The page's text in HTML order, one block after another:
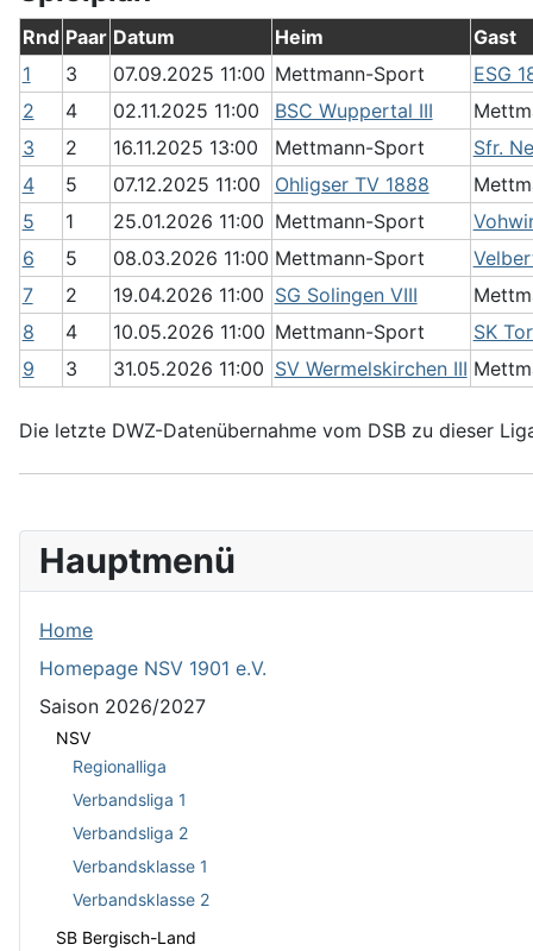
Rnd Paar Datum Heim Gast
1
3 07.09.2025 11:00 Mettmann-Sport ESG
2
4 02.11.2025 11:00 BSC Wuppertal III
3
2 16.11.2025 13:00 Mettmann-Sport Sfr.
4
5 07.12.2025 11:00 Ohligser TV 1888
5
1 25.01.2026 11:00 Mettmann-Sport
6
5 08.03.2026 11:00 Mettmann-Sport
7
2 19.04.2026 11:00 SG Solingen VIII
8
4 10.05.2026 11:00 Mettmann-Sport SK
9
3 31.05.2026 11:00 SV Wermelskirchen III
Die letzte DWZ-Datenübernahme vom DSB zu dieser
Hauptmenü
Home
Homepage NSV 1901 e.V.
Saison 2026/2027
NSV
Regionalliga
Verbandsliga 1
Verbandsliga 2
Verbandsklasse 1
Verbandsklasse 2
SB Bergisch-Land